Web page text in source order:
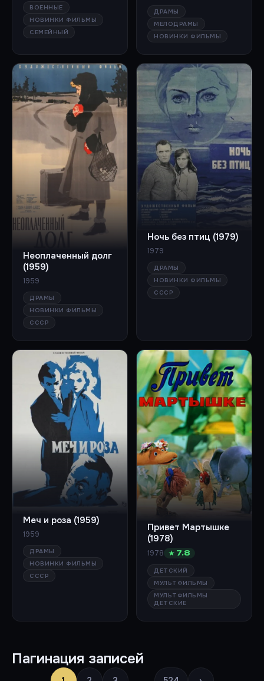
ВОЕННЫЕ
НОВИНКИ ФИЛЬМЫ
СЕМЕЙНЫЙ
ДРАМЫ
МЕЛОДРАМЫ
НОВИНКИ ФИЛЬМЫ
Неоплаченный долг
(1959)
1959
ДРАМЫ
НОВИНКИ ФИЛЬМЫ
СССР
Ночь без птиц (1979)
1979
ДРАМЫ
НОВИНКИ ФИЛЬМЫ
СССР
Меч и роза (1959)
1959
ДРАМЫ
НОВИНКИ ФИЛЬМЫ
СССР
Привет Мартышке
(1978)
1978 ★ 7.8
ДЕТСКИЙ
МУЛЬТФИЛЬМЫ
МУЛЬТФИЛЬМЫ
ДЕТСКИЕ
Пагинация записей